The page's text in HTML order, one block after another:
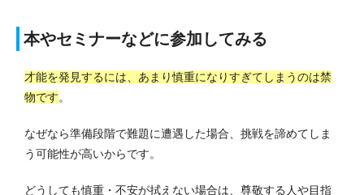
本やセミナーなどに参加してみる
才能を発見するには、あまり慎重になりすぎてしまうのは禁
物です。
なぜなら準備段階で難題に遭遇した場合、挑戦を諦めてしま
う可能性が高いからです。
どうしても慎重・不安が拭えない場合は、尊敬する人や目指